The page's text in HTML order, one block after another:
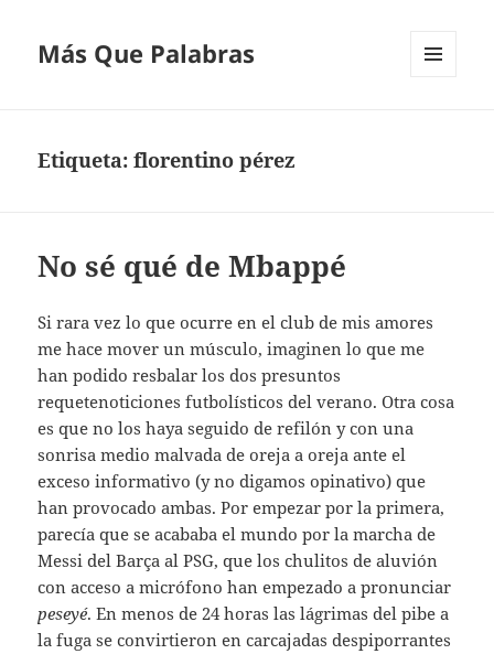
Más Que Palabras
Etiqueta:florentino pérez
No sé qué de Mbappé
Si rara vez lo que ocurre en el club de mis amores
me hace mover un músculo, imaginen lo que me
han podido resbalar los dos presuntos
requetenoticiones futbolísticos del verano. Otra cosa
es que no los haya seguido de refilón y con una
sonrisa medio malvada de oreja a oreja ante el
exceso informativo (y no digamos opinativo) que
han provocado ambas. Por empezar por la primera,
parecía que se acababa el mundo por la marcha de
Messi del Barça al PSG, que los chulitos de aluvión
con acceso a micrófono han empezado a pronunciar
peseyé. En menos de 24 horas las lágrimas del pibe a
la fuga se convirtieron en carcajadas despiporrantes